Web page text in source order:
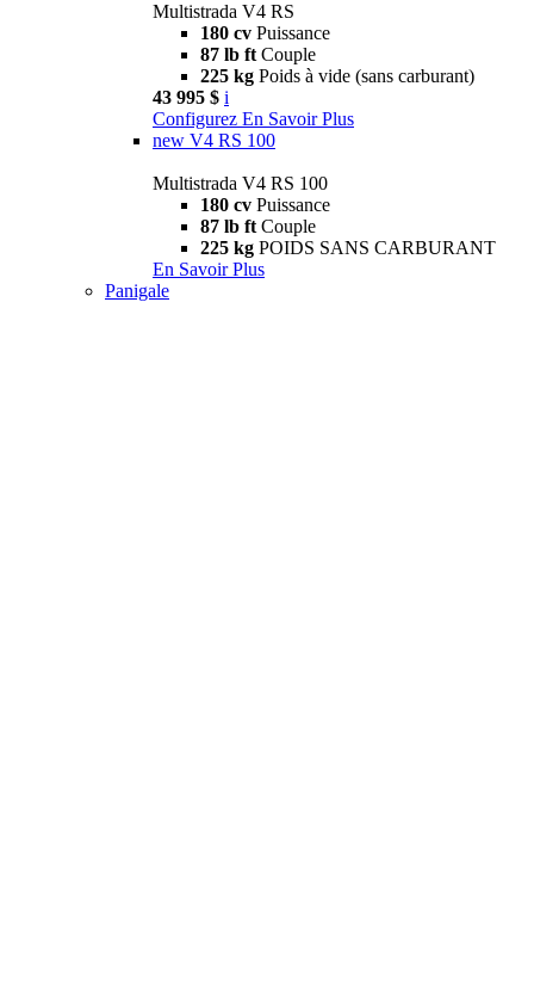
Multistrada V4 RS
180 cv Puissance
87 lb ft Couple
225 kg Poids à vide (sans carburant)
43 995 $ i
Configurez En Savoir Plus
new V4 RS 100
Multistrada V4 RS 100
180 cv Puissance
87 lb ft Couple
225 kg POIDS SANS CARBURANT
En Savoir Plus
Panigale